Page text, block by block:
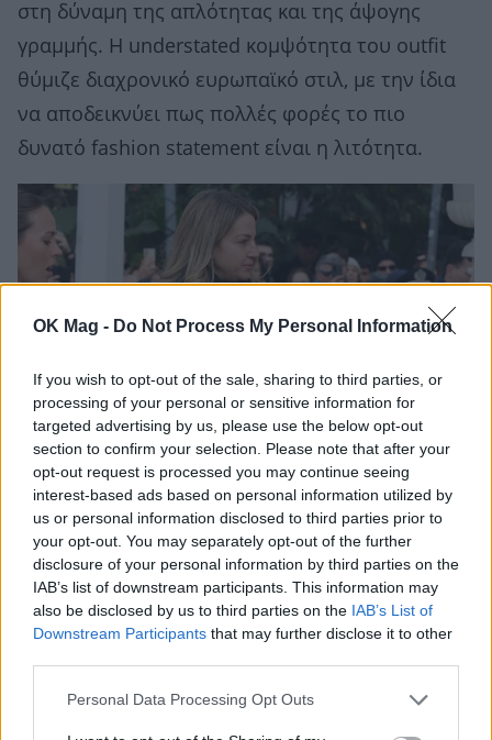
OK Mag - Do Not Process My Personal Information
If you wish to opt-out of the sale, sharing to third parties, or
processing of your personal or sensitive information for
targeted advertising by us, please use the below opt-out
section to confirm your selection. Please note that after your
opt-out request is processed you may continue seeing
interest-based ads based on personal information utilized by
us or personal information disclosed to third parties prior to
your opt-out. You may separately opt-out of the further
disclosure of your personal information by third parties on the
IAB’s list of downstream participants. This information may
also be disclosed by us to third parties on the IAB’s List of
Downstream Participants that may further disclose it to other
Personal Data Processing Opt Outs
στη δύναμη της απλότητας και της άψογης
γραμμής. Η understated κομψότητα του outfit
θύμιζε διαχρονικό ευρωπαϊκό στιλ, με την ίδια
να αποδεικνύει πως πολλές φορές το πιο
δυνατό fashion statement είναι η λιτότητα.